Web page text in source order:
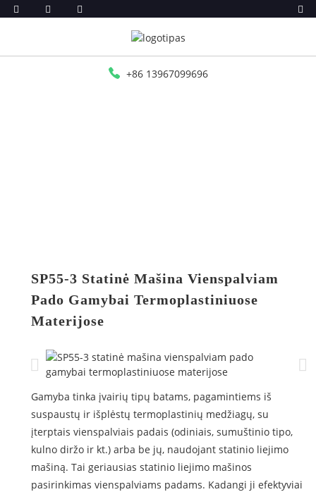
+86 13967099696
SP55-3 Statinė Mašina Vienspalviam
Pado Gamybai Termoplastiniuose
Materijose
Gamyba tinka įvairių tipų batams, pagamintiems iš
suspaustų ir išplėstų termoplastinių medžiagų, su
įterptais vienspalviais padais (odiniais, sumuštinio tipo,
kulno diržo ir kt.) arba be jų, naudojant statinio liejimo
mašiną. Tai geriausias statinio liejimo mašinos
pasirinkimas vienspalviams padams. Kadangi ji efektyviai